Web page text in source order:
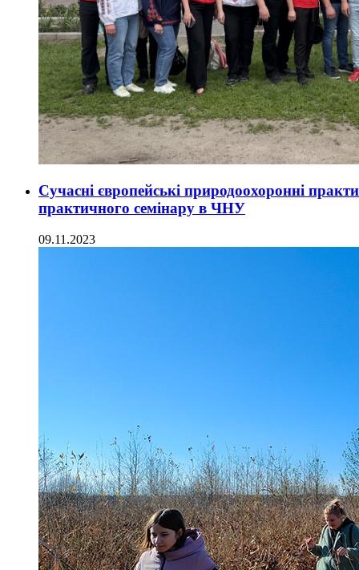
Сучасні європейські природоохоронні
практичного семінару в ЧНУ
09.11.2023